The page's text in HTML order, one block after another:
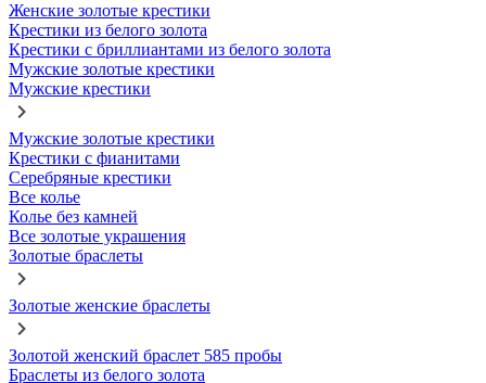
Женские золотые крестики
Крестики из белого золота
Крестики с бриллиантами из белого золота
Мужские золотые крестики
Мужские крестики
Мужские золотые крестики
Крестики с фианитами
Серебряные крестики
Все колье
Колье без камней
Все золотые украшения
Золотые браслеты
Золотые женские браслеты
Золотой женский браслет 585 пробы
Браслеты из белого золота